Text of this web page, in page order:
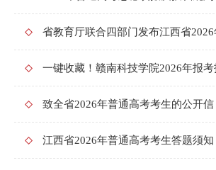
一键收藏！赣南科技学院2026年报
致全省2026年普通高考考生的公开信
江西省2026年普通高考考生答题须知